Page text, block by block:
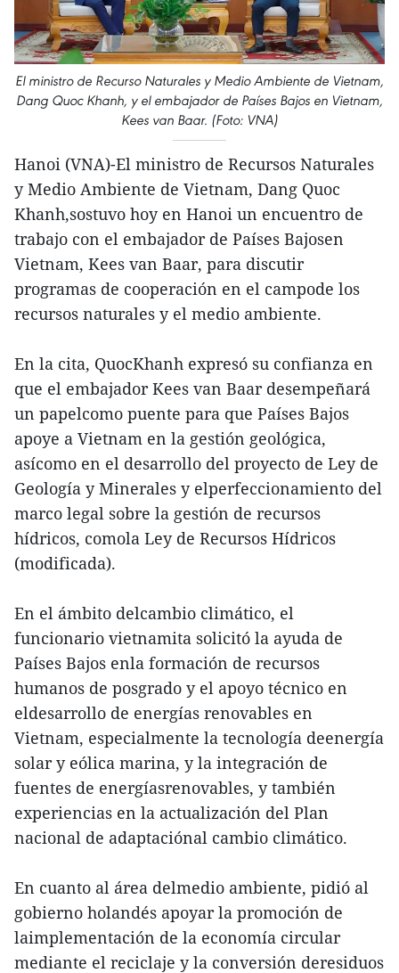
El ministro de Recurso Naturales y Medio Ambiente de Vietnam,
Dang Quoc Khanh, y el embajador de Países Bajos en Vietnam,
Kees van Baar. (Foto: VNA)
Hanoi (VNA)-El ministro de Recursos Naturales
y Medio Ambiente de Vietnam, Dang Quoc
Khanh,sostuvo hoy en Hanoi un encuentro de
trabajo con el embajador de Países Bajosen
Vietnam, Kees van Baar, para discutir
programas de cooperación en el campode los
recursos naturales y el medio ambiente.
En la cita, QuocKhanh expresó su confianza en
que el embajador Kees van Baar desempeñará
un papelcomo puente para que Países Bajos
apoye a Vietnam en la gestión geológica,
asícomo en el desarrollo del proyecto de Ley de
Geología y Minerales y elperfeccionamiento del
marco legal sobre la gestión de recursos
hídricos, comola Ley de Recursos Hídricos
(modificada).
En el ámbito delcambio climático, el
funcionario vietnamita solicitó la ayuda de
Países Bajos enla formación de recursos
humanos de posgrado y el apoyo técnico en
eldesarrollo de energías renovables en
Vietnam, especialmente la tecnología deenergía
solar y eólica marina, y la integración de
fuentes de energíasrenovables, y también
experiencias en la actualización del Plan
nacional de adaptaciónal cambio climático.
En cuanto al área delmedio ambiente, pidió al
gobierno holandés apoyar la promoción de
laimplementación de la economía circular
mediante el reciclaje y la conversión deresiduos